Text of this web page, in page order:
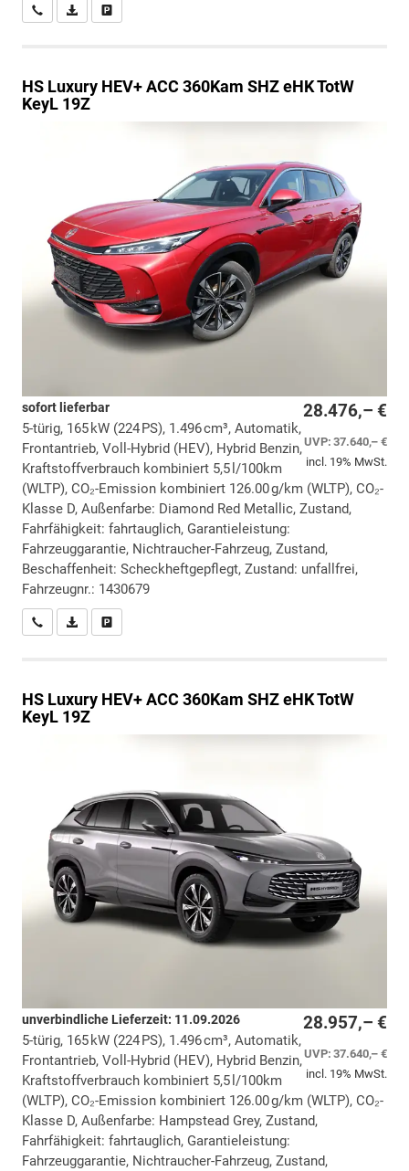
Wir rufen Sie anPDF-Datei, Fahrzeugexposé drucken
HS Luxury HEV+ ACC 360Kam SHZ eHK TotW
KeyL 19Z
28.476,– €
UVP:37.640,– €
incl. 19% MwSt.
sofort lieferbar
5-türig, 165 kW (224 PS), 1.496 cm³, Automatik,
Frontantrieb, Voll-Hybrid (HEV), Hybrid Benzin,
Kraftstoffverbrauch kombiniert 5,5 l/100km
(WLTP), CO₂-Emission kombiniert 126.00 g/km (WLTP), CO₂-
Klasse D, Außenfarbe: Diamond Red Metallic, Zustand,
Fahrfähigkeit: fahrtauglich, Garantieleistung:
Fahrzeuggarantie, Nichtraucher-Fahrzeug, Zustand,
Beschaffenheit: Scheckheftgepflegt, Zustand: unfallfrei,
Fahrzeugnr.: 1430679
Wir rufen Sie anPDF-Datei, Fahrzeugexposé drucken
HS Luxury HEV+ ACC 360Kam SHZ eHK TotW
KeyL 19Z
28.957,– €
UVP:37.640,– €
incl. 19% MwSt.
unverbindliche Lieferzeit: 11.09.2026
5-türig, 165 kW (224 PS), 1.496 cm³, Automatik,
Frontantrieb, Voll-Hybrid (HEV), Hybrid Benzin,
Kraftstoffverbrauch kombiniert 5,5 l/100km
(WLTP), CO₂-Emission kombiniert 126.00 g/km (WLTP), CO₂-
Klasse D, Außenfarbe: Hampstead Grey, Zustand,
Fahrfähigkeit: fahrtauglich, Garantieleistung:
Fahrzeuggarantie, Nichtraucher-Fahrzeug, Zustand,